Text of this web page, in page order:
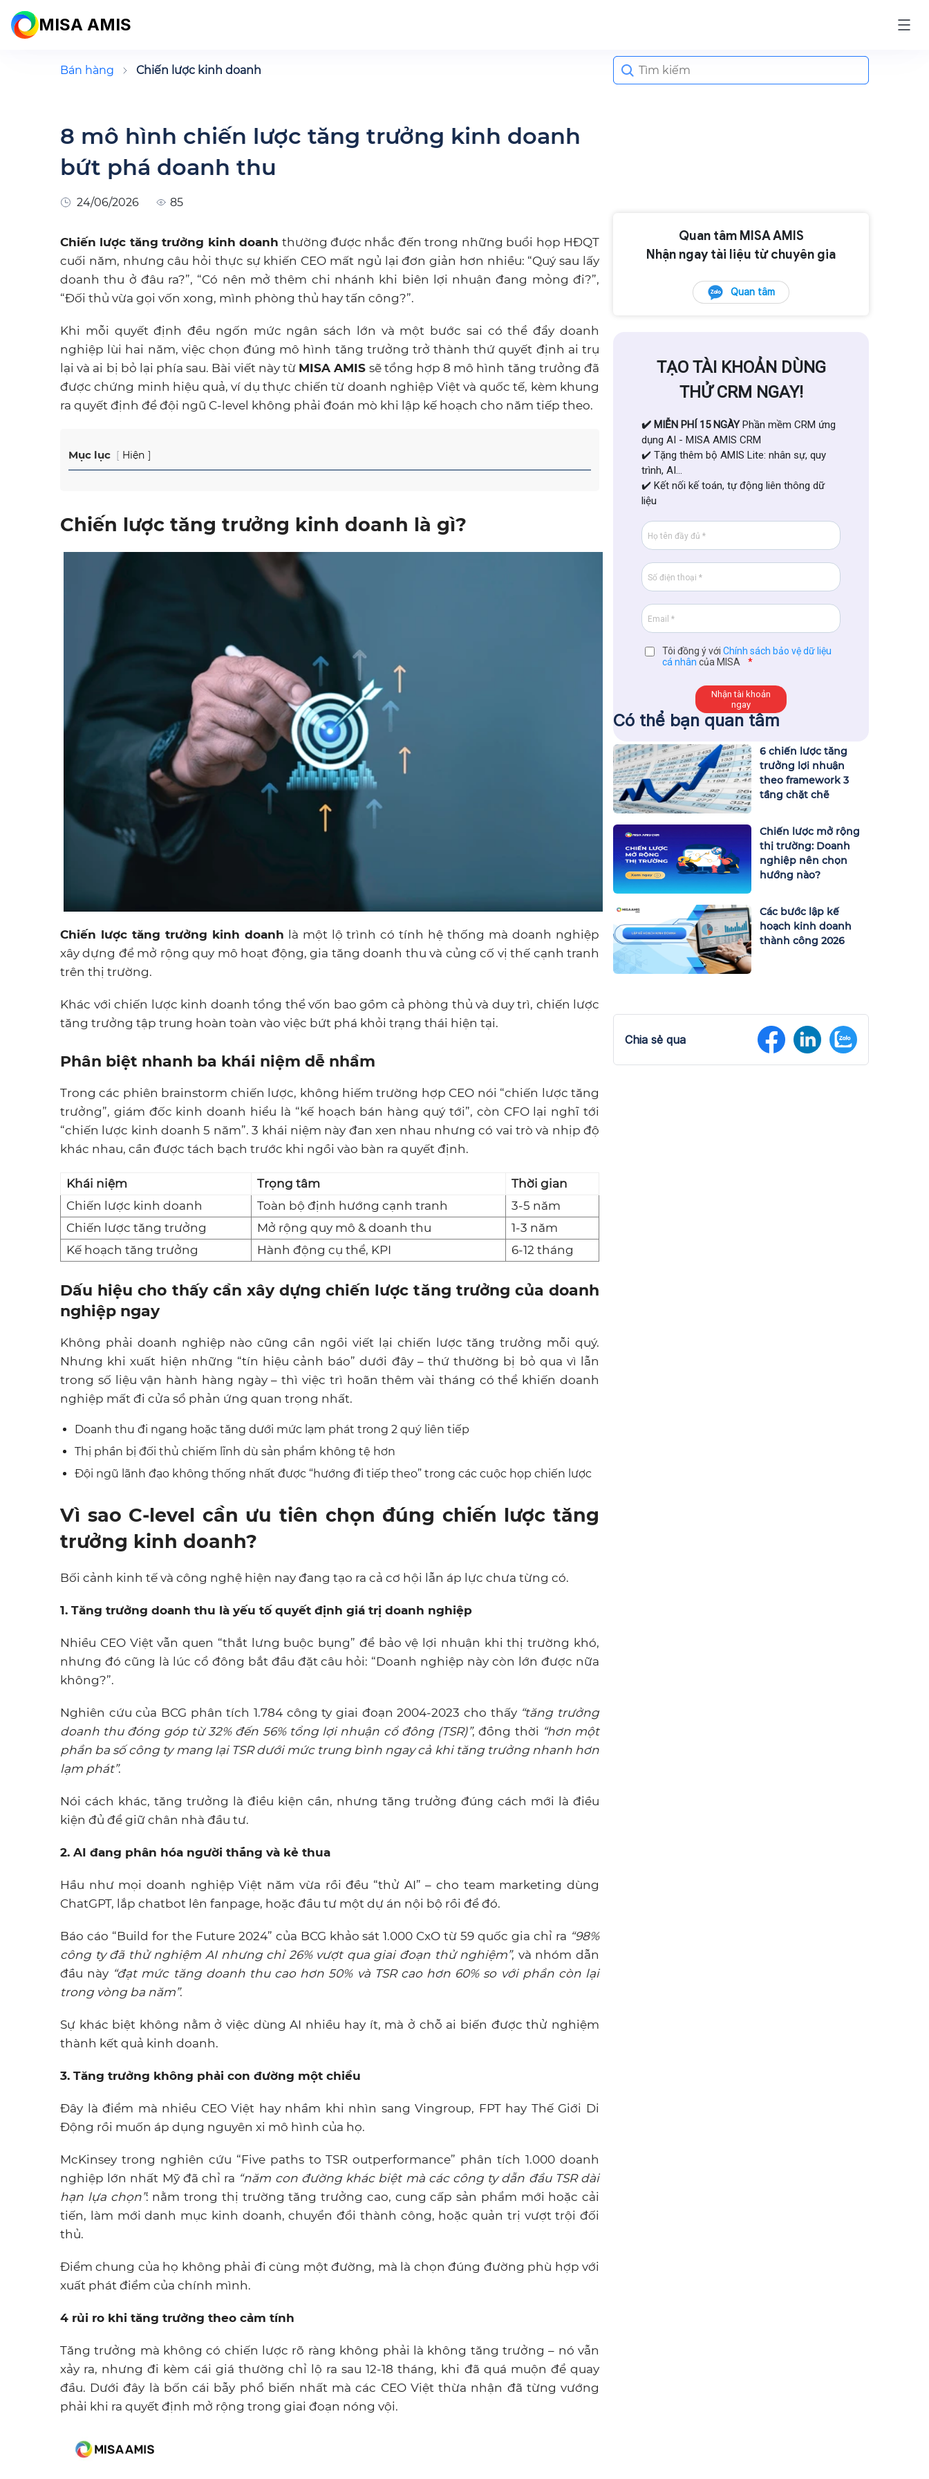
MISA AMIS
Bán hàng Chiến lược kinh doanh
Search
for:
8 mô hình chiến lược tăng trưởng kinh doanh
bứt phá doanh thu
24/06/2026 85
Chiến lược tăng trưởng kinh doanh thường được nhắc đến trong những buổi họp HĐQT
cuối năm, nhưng câu hỏi thực sự khiến CEO mất ngủ lại đơn giản hơn nhiều: “Quý sau lấy
doanh thu ở đâu ra?”, “Có nên mở thêm chi nhánh khi biên lợi nhuận đang mỏng đi?”,
“Đối thủ vừa gọi vốn xong, mình phòng thủ hay tấn công?”.
Khi mỗi quyết định đều ngốn mức ngân sách lớn và một bước sai có thể đẩy doanh
nghiệp lùi hai năm, việc chọn đúng mô hình tăng trưởng trở thành thứ quyết định ai trụ
lại và ai bị bỏ lại phía sau. Bài viết này từ MISA AMIS sẽ tổng hợp 8 mô hình tăng trưởng đã
được chứng minh hiệu quả, ví dụ thực chiến từ doanh nghiệp Việt và quốc tế, kèm khung
ra quyết định để đội ngũ C-level không phải đoán mò khi lập kế hoạch cho năm tiếp theo.
Mục lục Hiện
Chiến lược tăng trưởng kinh doanh là gì?
Chiến lược tăng trưởng kinh doanh là một lộ trình có tính hệ thống mà doanh nghiệp
xây dựng để mở rộng quy mô hoạt động, gia tăng doanh thu và củng cố vị thế cạnh tranh
trên thị trường.
Khác với chiến lược kinh doanh tổng thể vốn bao gồm cả phòng thủ và duy trì, chiến lược
tăng trưởng tập trung hoàn toàn vào việc bứt phá khỏi trạng thái hiện tại.
Phân biệt nhanh ba khái niệm dễ nhầm
Trong các phiên brainstorm chiến lược, không hiếm trường hợp CEO nói “chiến lược tăng
trưởng”, giám đốc kinh doanh hiểu là “kế hoạch bán hàng quý tới”, còn CFO lại nghĩ tới
“chiến lược kinh doanh 5 năm”. 3 khái niệm này đan xen nhau nhưng có vai trò và nhịp độ
khác nhau, cần được tách bạch trước khi ngồi vào bàn ra quyết định.
Khái niệm Trọng tâm
Thời gian
Chiến lược kinh doanh
Toàn bộ định hướng cạnh tranh
3-5 năm
Chiến lược tăng trưởng
Mở rộng quy mô & doanh thu
1-3 năm
Kế hoạch tăng trưởng
Hành động cụ thể, KPI 6-12 tháng
Dấu hiệu cho thấy cần xây dựng chiến lược tăng trưởng của doanh
nghiệp ngay
Không phải doanh nghiệp nào cũng cần ngồi viết lại chiến lược tăng trưởng mỗi quý.
Nhưng khi xuất hiện những “tín hiệu cảnh báo” dưới đây – thứ thường bị bỏ qua vì lẫn
trong số liệu vận hành hàng ngày – thì việc trì hoãn thêm vài tháng có thể khiến doanh
nghiệp mất đi cửa sổ phản ứng quan trọng nhất.
Doanh thu đi ngang hoặc tăng dưới mức lạm phát trong 2 quý liên tiếp
Thị phần bị đối thủ chiếm lĩnh dù sản phẩm không tệ hơn
Đội ngũ lãnh đạo không thống nhất được “hướng đi tiếp theo” trong các cuộc họp chiến lược
Vì sao C-level cần ưu tiên chọn đúng chiến lược tăng
trưởng kinh doanh?
Bối cảnh kinh tế và công nghệ hiện nay đang tạo ra cả cơ hội lẫn áp lực chưa từng có.
1. Tăng trưởng doanh thu là yếu tố quyết định giá trị doanh nghiệp
Nhiều CEO Việt vẫn quen “thắt lưng buộc bụng” để bảo vệ lợi nhuận khi thị trường khó,
nhưng đó cũng là lúc cổ đông bắt đầu đặt câu hỏi: “Doanh nghiệp này còn lớn được nữa
không?”.
Nghiên cứu của BCG phân tích 1.784 công ty giai đoạn 2004-2023 cho thấy “tăng trưởng
doanh thu đóng góp từ 32% đến 56% tổng lợi nhuận cổ đông (TSR)”, đồng thời “hơn một
phần ba số công ty mang lại TSR dưới mức trung bình ngay cả khi tăng trưởng nhanh hơn
lạm phát”.
Nói cách khác, tăng trưởng là điều kiện cần, nhưng tăng trưởng đúng cách mới là điều
kiện đủ để giữ chân nhà đầu tư.
2. AI đang phân hóa người thắng và kẻ thua
Hầu như mọi doanh nghiệp Việt năm vừa rồi đều “thử AI” – cho team marketing dùng
ChatGPT, lắp chatbot lên fanpage, hoặc đầu tư một dự án nội bộ rồi để đó.
Báo cáo “Build for the Future 2024” của BCG khảo sát 1.000 CxO từ 59 quốc gia chỉ ra “98%
công ty đã thử nghiệm AI nhưng chỉ 26% vượt qua giai đoạn thử nghiệm”, và nhóm dẫn
đầu này “đạt mức tăng doanh thu cao hơn 50% và TSR cao hơn 60% so với phần còn lại
trong vòng ba năm”.
Sự khác biệt không nằm ở việc dùng AI nhiều hay ít, mà ở chỗ ai biến được thử nghiệm
thành kết quả kinh doanh.
3. Tăng trưởng không phải con đường một chiều
Đây là điểm mà nhiều CEO Việt hay nhầm khi nhìn sang Vingroup, FPT hay Thế Giới Di
Động rồi muốn áp dụng nguyên xi mô hình của họ.
McKinsey trong nghiên cứu “Five paths to TSR outperformance” phân tích 1.000 doanh
nghiệp lớn nhất Mỹ đã chỉ ra “năm con đường khác biệt mà các công ty dẫn đầu TSR dài
hạn lựa chọn”: nằm trong thị trường tăng trưởng cao, cung cấp sản phẩm mới hoặc cải
tiến, làm mới danh mục kinh doanh, chuyển đổi thành công, hoặc quản trị vượt trội đối
thủ.
Điểm chung của họ không phải đi cùng một đường, mà là chọn đúng đường phù hợp với
xuất phát điểm của chính mình.
4 rủi ro khi tăng trưởng theo cảm tính
Tăng trưởng mà không có chiến lược rõ ràng không phải là không tăng trưởng – nó vẫn
xảy ra, nhưng đi kèm cái giá thường chỉ lộ ra sau 12-18 tháng, khi đã quá muộn để quay
đầu. Dưới đây là bốn cái bẫy phổ biến nhất mà các CEO Việt thừa nhận đã từng vướng
phải khi ra quyết định mở rộng trong giai đoạn nóng vội.
Quan tâm MISA AMIS
Nhận ngay tài liệu từ chuyên gia
Quan tâm
TẠO TÀI KHOẢN DÙNG
THỬ CRM NGAY!
✔️ MIỄN PHÍ 15 NGÀY Phần mềm CRM ứng
dụng AI - MISA AMIS CRM
✔️ Tặng thêm bộ AMIS Lite: nhân sự, quy
trình, AI...
✔️ Kết nối kế toán, tự động liên thông dữ
liệu
Tôi đồng ý với Chính sách bảo vệ dữ liệu
cá nhân của MISA *
Có thể bạn quan tâm
6 chiến lược tăng
trưởng lợi nhuận
theo framework 3
tầng chặt chẽ
Chiến lược mở rộng
thị trường: Doanh
nghiệp nên chọn
hướng nào?
Các bước lập kế
hoạch kinh doanh
thành công 2026
Chia sẻ qua